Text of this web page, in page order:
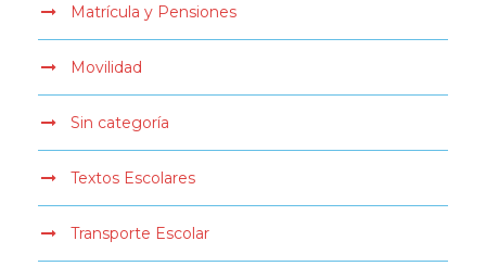
Matrícula y Pensiones
Movilidad
Sin categoría
Textos Escolares
Transporte Escolar